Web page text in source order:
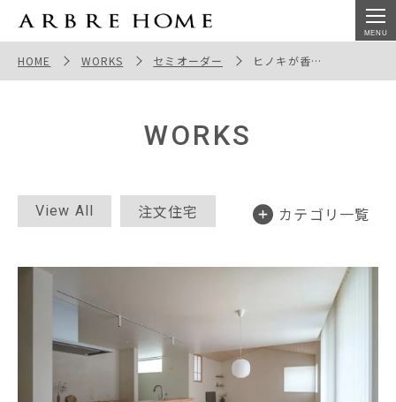
平屋｜ 神戸でヒノキが香るジャパンディの注文住宅
HOME WORKS セミオーダー ヒノキが香るジャパンディの平屋
WORKS
View All
注文住宅
断熱リノベ
店舗併用住宅
カテゴリ一覧